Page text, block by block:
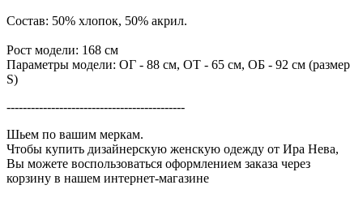
Состав: 50% хлопок, 50% акрил.
Рост модели: 168 см
Параметры модели: ОГ - 88 см, ОТ - 65 см, ОБ - 92 см (размер
S)
--------------------------------------------
Шьем по вашим меркам.
Чтобы купить дизайнерскую женскую одежду от Ира Нева,
Вы можете воспользоваться оформлением заказа через
корзину в нашем интернет-магазине